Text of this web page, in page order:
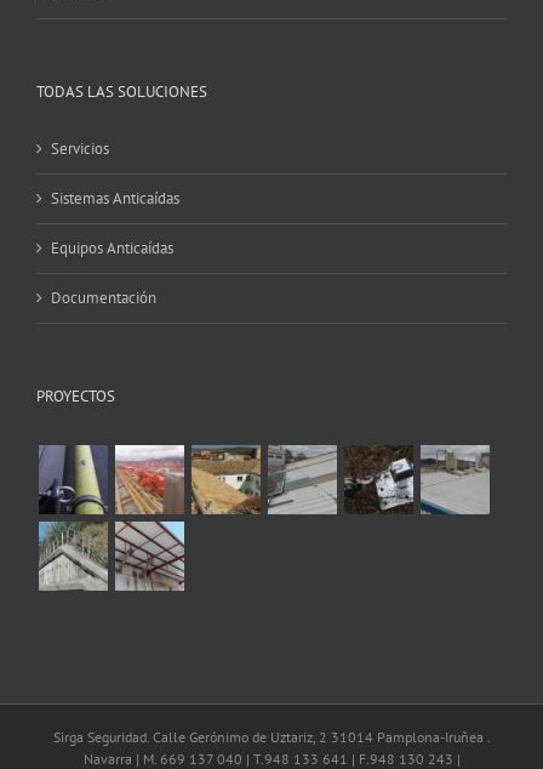
TODAS LAS SOLUCIONES
Servicios
Sistemas Anticaídas
Equipos Anticaídas
Documentación
PROYECTOS
Sirga Seguridad. Calle Gerónimo de Uztariz, 2 31014 Pamplona-Iruñea .
Navarra | M. 669 137 040 | T.948 133 641 | F.948 130 243 |